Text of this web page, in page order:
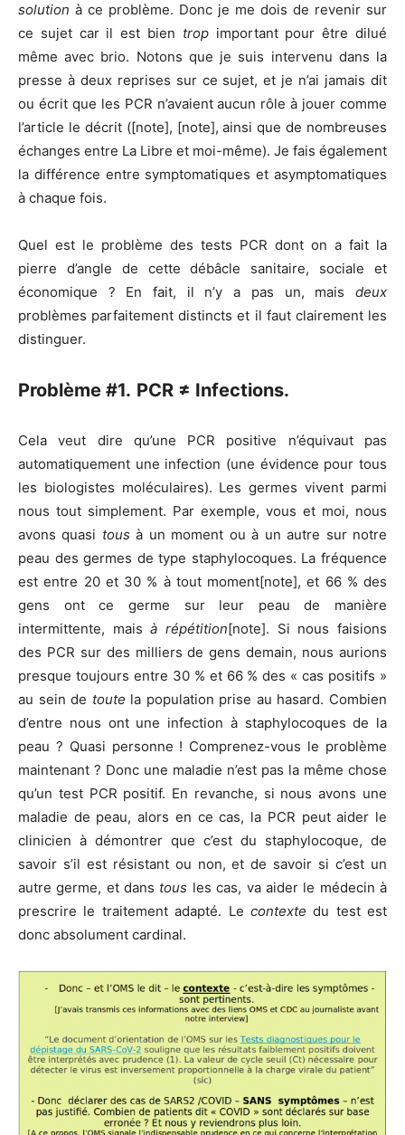
solution à ce problème. Donc je me dois de revenir sur
ce sujet car il est bien tropimportant pour être dilué
même avec brio. Notons que je suis intervenu dans la
presse à deux reprises sur ce sujet, et je n’ai jamais dit
ou écrit que les PCR n’avaient aucun rôle à jouer comme
l’article le décrit ([note], [note], ainsi que de nombreuses
échanges entre La Libre et moi-même). Je fais également
la différence entre symptomatiques et asymptomatiques
à chaque fois.
Quel est le problème des tests PCR dont on a fait la
pierre d’angle de cette débâcle sanitaire, sociale et
économique ? En fait, il n’y a pas un, mais deux
problèmes parfaitement distincts et il faut clairement les
distinguer.
Problème #1. PCR ≠ Infections.
Cela veut dire qu’une PCR positive n’équivaut pas
automatiquement une infection (une évidence pour tous
les biologistes moléculaires). Les germes vivent parmi
nous tout simplement. Par exemple, vous et moi, nous
avons quasi tousà un moment ou à un autre sur notre
peau des germes de type staphylocoques. La fréquence
est entre 20 et 30 % à tout moment[note], et 66 % des
gens ont ce germe sur leur peau de manière
intermittente, maisà répétition[note]. Si nous faisions
des PCR sur des milliers de gens demain, nous aurions
presque toujours entre 30 % et 66 % des « cas positifs »
au sein de toute la population prise au hasard. Combien
d’entre nous ont une infection à staphylocoques de la
peau ? Quasi personne ! Comprenez-vous le problème
maintenant ? Donc une maladie n’est pas la même chose
qu’un test PCR positif. En revanche, si nous avons une
maladie de peau, alors en ce cas, la PCR peut aider le
clinicien à démontrer que c’est du staphylocoque, de
savoir s’il est résistant ou non, et de savoir si c’est un
autre germe, et dans tous les cas, va aider le médecin à
prescrire le traitement adapté. Le contexte du test est
donc absolument cardinal.